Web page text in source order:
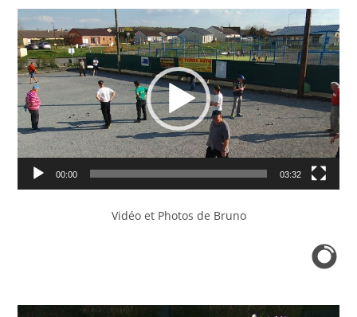
Lecteur
vidéo
00:00 03:32
Vidéo et Photos de Bruno